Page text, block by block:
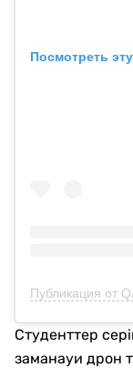
Посмотреть
Студенттер
заманауи дрон